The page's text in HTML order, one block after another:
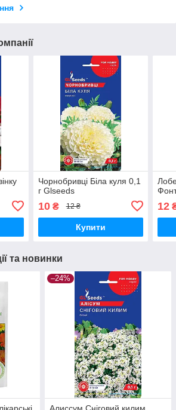
Чорнобривці Біла куля 0,1
г Glseeds
10₴ 12 ₴
Купити
12
та новинки
–24%